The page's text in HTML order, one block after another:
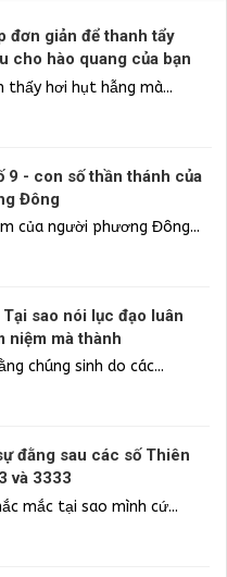
đơn giản để thanh tẩy
cho hào quang của bạn
thấy hơi hụt hẫng mà...
9 - con số thần thánh của
Đông
của người phương Đông...
sao nói lục đạo luân
niệm mà thành
chúng sinh do các...
đằng sau các số Thiên
và 3333
mắc tại sao mình cứ...